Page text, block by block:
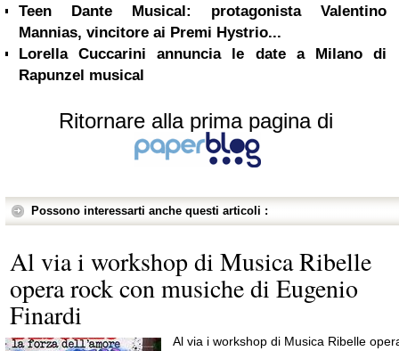
Teen Dante Musical: protagonista Valentino
Mannias, vincitore ai Premi Hystrio...
Lorella Cuccarini annuncia le date a Milano di
Rapunzel musical
Ritornare alla prima pagina di
Possono interessarti anche questi articoli :
Al via i workshop di Musica Ribelle
opera rock con musiche di Eugenio
Finardi
Al via i workshop di Musica Ribelle